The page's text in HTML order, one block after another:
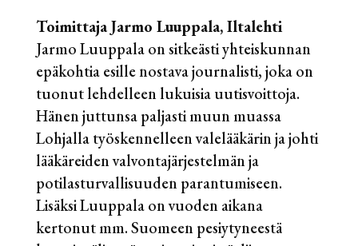
Toimittaja Jarmo Luuppala, Iltalehti
Jarmo Luuppala on sitkeästi yhteiskunnan
epäkohtia esille nostava journalisti, joka on
tuonut lehdelleen lukuisia uutisvoittoja.
Hänen juttunsa paljasti muun muassa
Lohjalla työskennelleen valelääkärin ja johti
lääkäreiden valvontajärjestelmän ja
potilasturvallisuuden parantumiseen.
Lisäksi Luuppala on vuoden aikana
kertonut mm. Suomeen pesiytyneestä